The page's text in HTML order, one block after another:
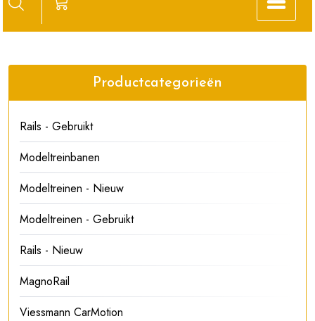
Productcategorieën
Rails - Gebruikt
Modeltreinbanen
Modeltreinen - Nieuw
Modeltreinen - Gebruikt
Rails - Nieuw
MagnoRail
Viessmann CarMotion